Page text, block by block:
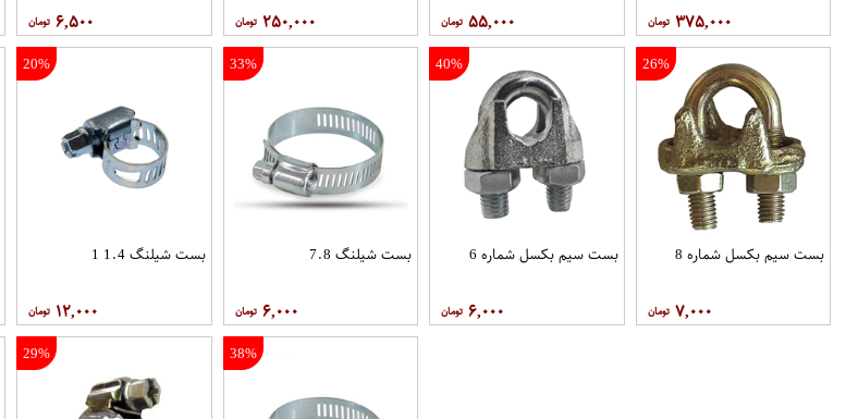
۳۷۵,۰۰۰ ۵۵,۰۰۰ ۲۵۰,۰۰۰ ۶,۵۰۰
26%
بست سیم بکسل شماره 8
۷,۰۰۰
40%
بست سیم بکسل شماره 6
۶,۰۰۰
33%
بست شیلنگ 7.8
۶,۰۰۰
20%
بست شیلنگ 1.4 1
۱۲,۰۰۰
38%
29%